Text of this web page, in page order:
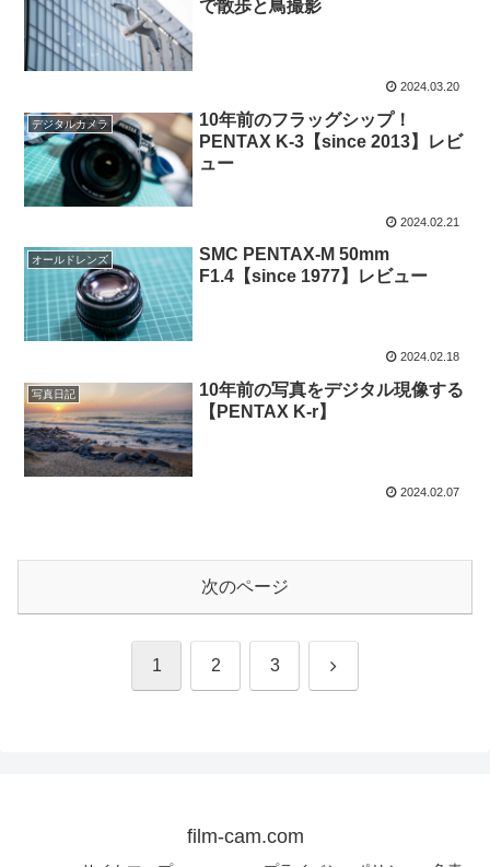
で散歩と鳥撮影
2024.03.20
デジタルカメラ
10年前のフラッグシップ！
PENTAX K-3【since 2013】レビ
ュー
2024.02.21
オールドレンズ
SMC PENTAX-M 50mm
F1.4【since 1977】レビュー
2024.02.18
写真日記
10年前の写真をデジタル現像する
【PENTAX K-r】
2024.02.07
次のページ
1 2 3 次
film-cam.com